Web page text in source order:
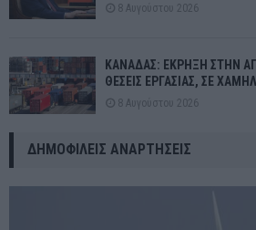
8 Αυγούστου 2026
ΚΑΝΑΔΑΣ: ΕΚΡΗΞΗ ΣΤΗΝ
ΘΕΣΕΙΣ ΕΡΓΑΣΙΑΣ, ΣΕ
8 Αυγούστου 2026
ΔΗΜΟΦΙΛΕΊΣ ΑΝΑΡΤΉΣΕΙΣ